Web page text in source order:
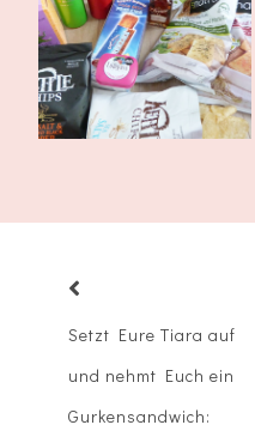
Pimp my Boulette und ein
Blick in d...
Setzt Eure Tiara auf
und nehmt Euch ein
Gurkensandwich: